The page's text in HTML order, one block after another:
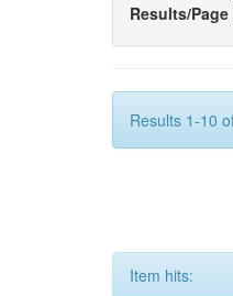
Results/Page
Results 1-10
Item hits: